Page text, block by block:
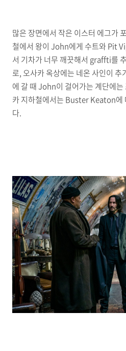
많은 장면에서 작은 이스터 에그가
철에서 왕이 John에게 수트와 Pit
서 기차가 너무 깨끗해서 graffti를
로, 오사카 옥상에는 네온 사인이 추
에 갈 때 John이 걸어가는 계단에
카 지하철에서는 Buster Keaton에
다.